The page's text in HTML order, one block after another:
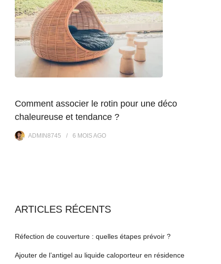
Comment associer le rotin pour une déco
chaleureuse et tendance ?
ADMIN8745 6 MOISAGO
ARTICLES RÉCENTS
Réfection de couverture : quelles étapes prévoir ?
Ajouter de l’antigel au liquide caloporteur en résidence